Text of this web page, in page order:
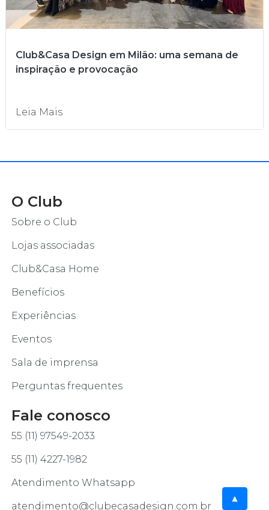
▲
Club&Casa Design em Milão: uma semana de
inspiração e provocação
Leia Mais
O Club
Sobre o Club
Lojas associadas
Club&Casa Home
Benefícios
Experiências
Eventos
Sala de imprensa
Perguntas frequentes
Fale conosco
55 (11) 97549-2033
55 (11) 4227-1982
Atendimento Whatsapp
atendimento@clubecasadesign.com.br